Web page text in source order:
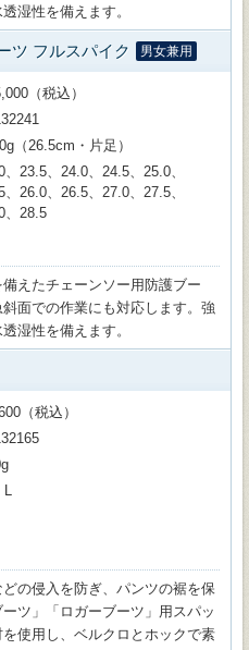
湿性を備えます。
ツ フルスパイク 男女兼用
（税込）
（26.5cm・片足）
、23.5、24.0、24.5、25.0、
、26.0、26.5、27.0、27.5、
、28.5
えたチェーンソー用防護ブー
面での作業にも対応します。強
湿性を備えます。
（税込）
L
の侵入を防ぎ、パンツの裾を保
ツ」「ロガーブーツ」用スパッ
使用し、ベルクロとホックで素